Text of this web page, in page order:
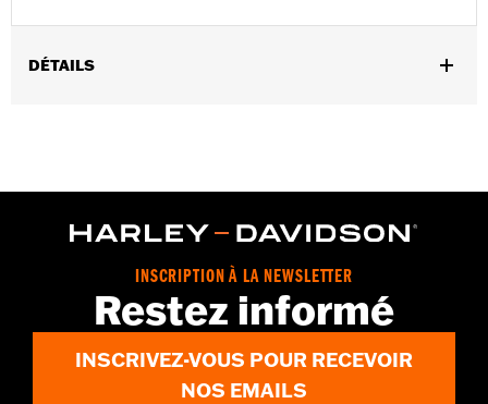
DÉTAILS
d.com/warrantypour plus de détails
Origine: Importé
INSCRIPTION À LA NEWSLETTER
Restez informé
INSCRIVEZ-VOUS POUR RECEVOIR
NOS EMAILS